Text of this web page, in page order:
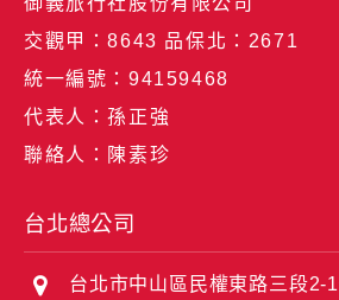
交觀甲：8643 品保北：2671
統一編號：94159468
代表人：孫正強
聯絡人：陳素珍
台北總公司
台北市中山區民權東路三段2-